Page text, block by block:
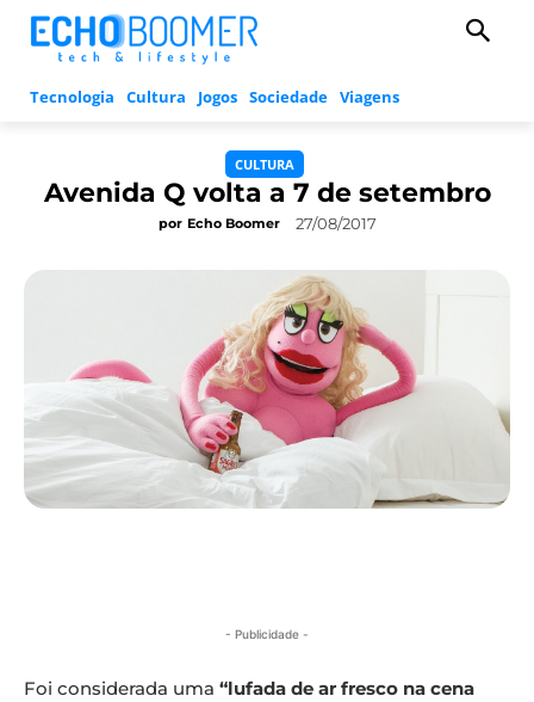
Tecnologia Cultura Jogos Sociedade Viagens
CULTURA
Avenida Q volta a 7 de setembro
por Echo Boomer 27/08/2017
- Publicidade -
Foi considerada uma “lufada de ar fresco na cena